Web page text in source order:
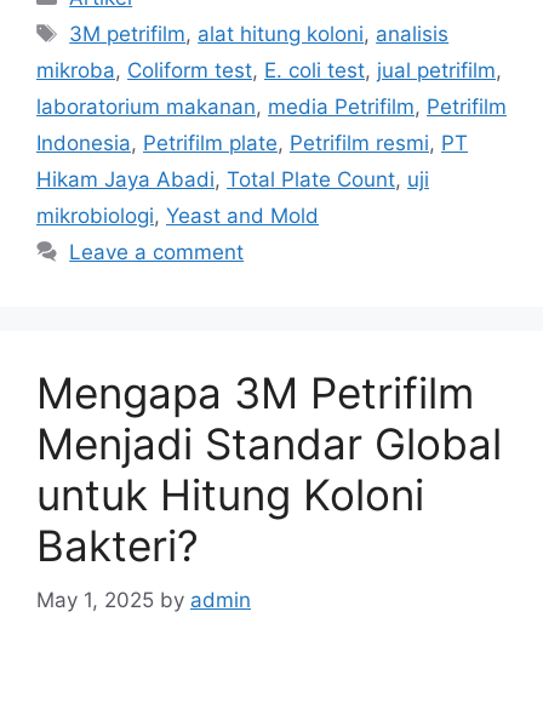
Tags
3M petrifilm, alat hitung koloni, analisis
mikroba, Coliform test, E. coli test, jual petrifilm,
laboratorium makanan, media Petrifilm, Petrifilm
Indonesia, Petrifilm plate, Petrifilm resmi, PT
Hikam Jaya Abadi, Total Plate Count, uji
mikrobiologi, Yeast and Mold
Leave a comment
Mengapa 3M Petrifilm
Menjadi Standar Global
untuk Hitung Koloni
Bakteri?
May 1, 2025 by admin